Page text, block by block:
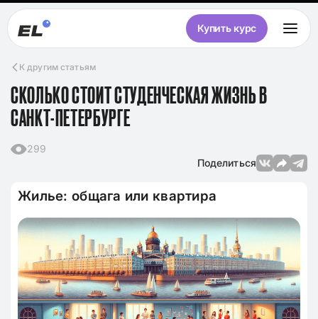
Купить курс
К другим статьям
СКОЛЬКО СТОИТ СТУДЕНЧЕСКАЯ ЖИЗНЬ В
САНКТ-ПЕТЕРБУРГЕ
299
Поделиться
Жилье: общага или квартира